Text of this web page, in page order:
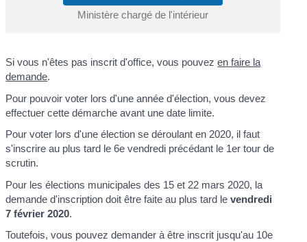
Ministère chargé de l'intérieur
Si vous n'êtes pas inscrit d'office, vous pouvezen faire la
demande.
Pour pouvoir voter lors d'une année d'élection, vous devez
effectuer cette démarche avant une date limite.
Pour voter lors d'une élection se déroulant en 2020, il faut
s'inscrire au plus tard le 6e vendredi précédant le 1er tour de
scrutin.
Pour les élections municipales des 15 et 22 mars 2020, la
demande d'inscription doit être faite au plus tard levendredi
7 février 2020.
Toutefois, vous pouvez demander à être inscrit jusqu'au 10e